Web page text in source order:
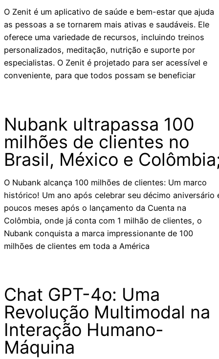
O Zenit é um aplicativo de saúde e bem-estar que ajuda
as pessoas a se tornarem mais ativas e saudáveis. Ele
oferece uma variedade de recursos, incluindo treinos
personalizados, meditação, nutrição e suporte por
especialistas. O Zenit é projetado para ser acessível e
conveniente, para que todos possam se beneficiar
Nubank ultrapassa 100
milhões de clientes no
Brasil, México e
O Nubank alcança 100 milhões de clientes: Um marco
histórico! Um ano após celebrar seu décimo aniversário
poucos meses após o lançamento da Cuenta na
Colômbia, onde já conta com 1 milhão de clientes, o
Nubank conquista a marca impressionante de 100
milhões de clientes em toda a América
Chat GPT-4o: Uma
Revolução Multimodal na
Interação Humano-
Máquina